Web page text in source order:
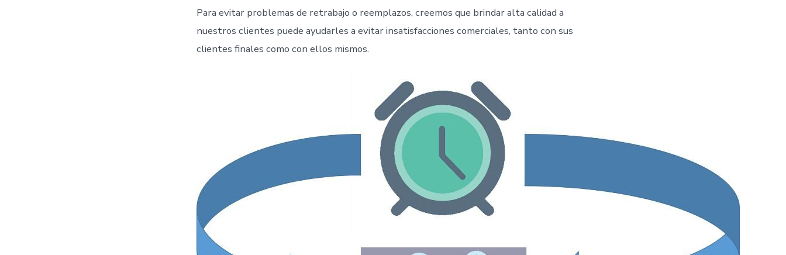
Para evitar problemas de retrabajo o reemplazos, creemos que brindar alta calidad a
nuestros clientes puede ayudarles a evitar insatisfacciones comerciales, tanto con sus
clientes finales como con ellos mismos.